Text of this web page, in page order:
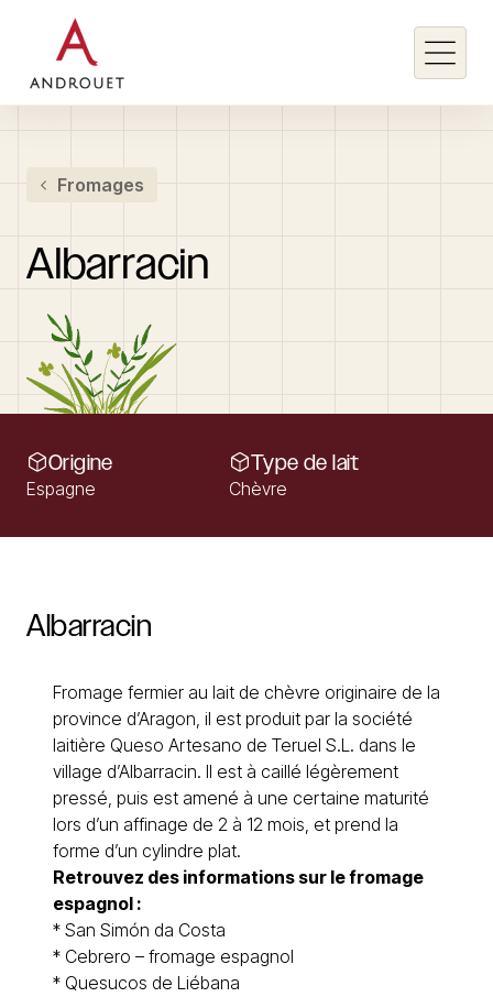
Rechercher un mot clé
Fromages
Albarracin
Origine
Espagne
Type de lait
Chèvre
Albarracin
Fromage fermier au lait de chèvre originaire de la
province d’Aragon, il est produit par la société
laitière Queso Artesano de Teruel S.L. dans le
village d’Albarracin. Il est à caillé légèrement
pressé, puis est amené à une certaine maturité
lors d’un affinage de 2 à 12 mois, et prend la
forme d’un cylindre plat.
Retrouvez des informations sur lefromage
espagnol :
* San Simón da Costa
* Cebrero – fromage espagnol
* Quesucos de Liébana